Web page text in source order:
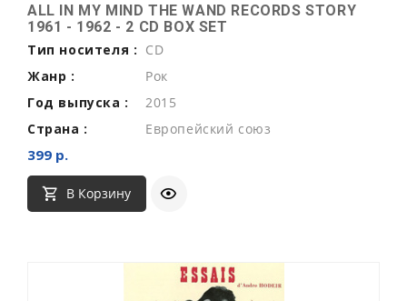
ALL IN MY MIND THE WAND RECORDS STORY
1961 - 1962 - 2 CD BOX SET
Тип носителя : CD
Жанр :
Рок
Год выпуска :
2015
Страна :
Европейский союз
399 р.
В Корзину